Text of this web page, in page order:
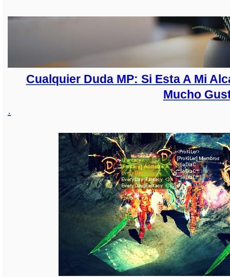
Cualquier Duda MP: Si Esta A Mi
Mucho
.